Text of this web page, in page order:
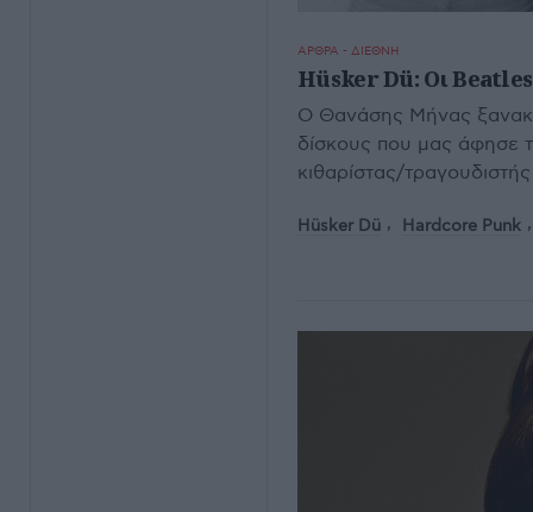
ΑΡΘΡΑ - ΔΙΕΘΝΗ
Hüsker Dü: Οι
Ο Θανάσης Μήνας
δίσκους που μας άφησε
κιθαρίστας/
Hüsker Dü Hardcore Punk